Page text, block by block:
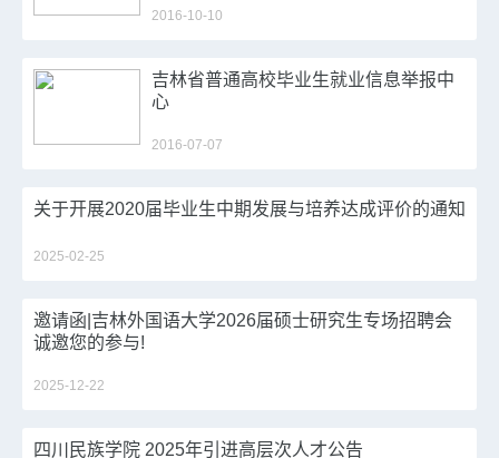
2016-10-10
吉林省普通高校毕业生就业信息举报中
心
2016-07-07
关于开展2020届毕业生中期发展与培养达成评价的通知
2025-02-25
邀请函|吉林外国语大学2026届硕士研究生专场招聘会
诚邀您的参与!
2025-12-22
四川民族学院 2025年引进高层次人才公告